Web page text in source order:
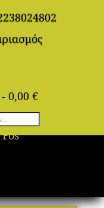
- 0,00 €